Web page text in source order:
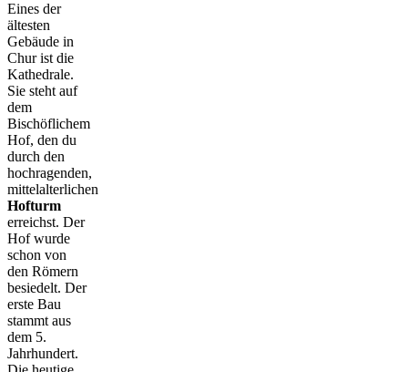
Eines der
ältesten
Gebäude in
Chur ist die
Kathedrale.
Sie steht auf
dem
Bischöflichem
Hof, den du
durch den
hochragenden,
mittelalterlichen
Hofturm
erreichst. Der
Hof wurde
schon von
den Römern
besiedelt. Der
erste Bau
stammt aus
dem 5.
Jahrhundert.